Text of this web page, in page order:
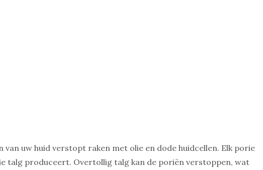
uw huid verstopt raken met olie en dode huidcellen. Elk porie
talg produceert. Overtollig talg kan de poriën verstoppen, wat